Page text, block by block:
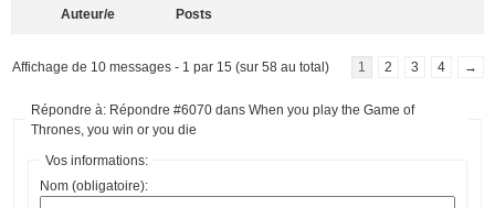
Auteur/e Posts
Affichage de 10 messages - 1 par 15 (sur 58 au total) 1 2 3 4 →
Répondre à: Répondre #6070 dans When you play the Game of
Thrones, you win or you die
Vos informations:
Nom (obligatoire):